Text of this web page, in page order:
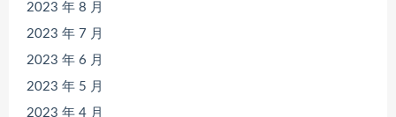
2023 年 8 月
2023 年 7 月
2023 年 6 月
2023 年 5 月
2023 年 4 月